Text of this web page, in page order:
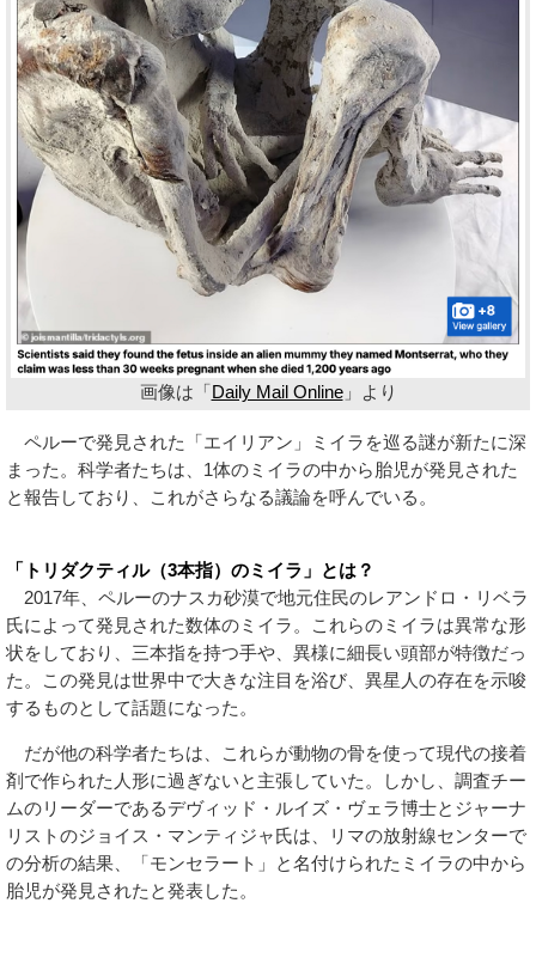
画像は「Daily Mail Online」より
ペルーで発見された「エイリアン」ミイラを巡る謎が新たに深
まった。科学者たちは、1体のミイラの中から胎児が発見された
と報告しており、これがさらなる議論を呼んでいる。
「トリダクティル（3本指）のミイラ」とは？
2017年、ペルーのナスカ砂漠で地元住民のレアンドロ・リベラ
氏によって発見された数体のミイラ。これらのミイラは異常な形
状をしており、三本指を持つ手や、異様に細長い頭部が特徴だっ
た。この発見は世界中で大きな注目を浴び、異星人の存在を示唆
するものとして話題になった。
だが他の科学者たちは、これらが動物の骨を使って現代の接着
剤で作られた人形に過ぎないと主張していた。しかし、調査チー
ムのリーダーであるデヴィッド・ルイズ・ヴェラ博士とジャーナ
リストのジョイス・マンティジャ氏は、リマの放射線センターで
の分析の結果、「モンセラート」と名付けられたミイラの中から
胎児が発見されたと発表した。